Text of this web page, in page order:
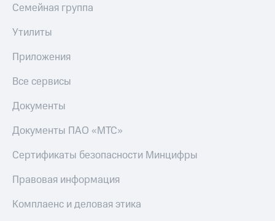
Семейная группа
Утилиты
Приложения
Все сервисы
Документы
Документы ПАО «МТС»
Сертификаты безопасности Минцифры
Правовая информация
Комплаенс и деловая этика